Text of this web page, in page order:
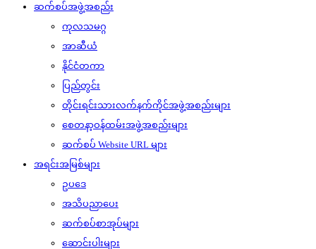
ဆက်စပ်အဖွဲ့အစည်း
ကုလသမဂ္ဂ
အာဆီယံ
နိုင်ငံတကာ
ပြည်တွင်း
တိုင်းရင်းသားလက်နက်ကိုင်အဖွဲ့အစည်းများ
စေတနာ့ဝန်ထမ်းအဖွဲ့အစည်းများ
ဆက်စပ် Website URL များ
အရင်းအမြစ်များ
ဥပဒေ
အသိပညာပေး
ဆက်စပ်စာအုပ်များ
ဆောင်းပါးများ